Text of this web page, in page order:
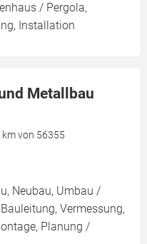
/ Pergola,
Installation
Metallbau
von 56355
Neubau, Umbau /
Vermessung,
Planung /